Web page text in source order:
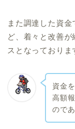
また調達した資
ど、着々と改善
スとなっておりま
資金
高額
ので